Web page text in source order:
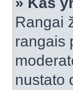
Rangai
rangais
nustato